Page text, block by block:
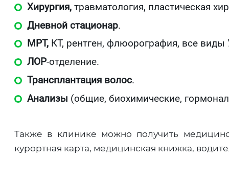
Хирургия, травматология, пластическая
Дневной стационар.
МРТ, КТ, рентген, флюорография, все
ЛОР-отделение.
Трансплантация волос.
Анализы (общие, биохимические,
Также в клинике можно получить
курортная карта, медицинская книжка,